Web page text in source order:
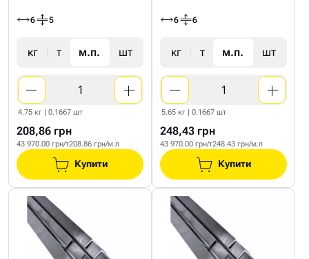
6 5
кг т м.п. шт
4.75 кг | 0.1667 шт
208,86 грн
43 970.00 грн/т208.86 грн/м.п
Купити
6 6
кг т м.п. шт
5.65 кг | 0.1667 шт
248,43 грн
43 970.00 грн/т248.43 грн/м.п
Купити